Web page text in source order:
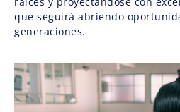
que seguirá abriendo
generaciones.